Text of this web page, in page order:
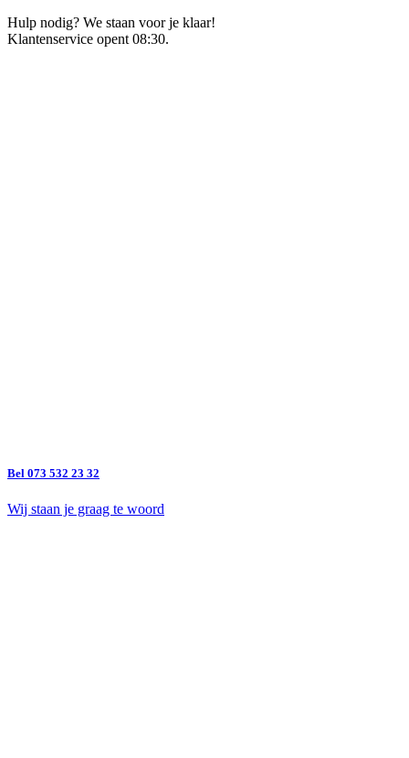
Hulp nodig? We staan voor je klaar!
Klantenservice opent 08:30.
Bel 073 532 23 32
Wij staan je graag te woord